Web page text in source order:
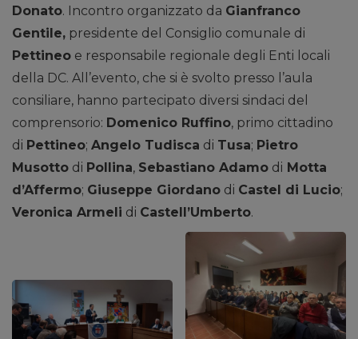
Donato. Incontro organizzato da Gianfranco
Gentile, presidente del Consiglio comunale di
Pettineo e responsabile regionale degli Enti locali
della DC. All’evento, che si è svolto presso l’aula
consiliare, hanno partecipato diversi sindaci del
comprensorio: Domenico Ruffino, primo cittadino
di Pettineo; Angelo Tudisca di Tusa; Pietro
Musotto di Pollina, Sebastiano Adamo di Motta
d’Affermo; Giuseppe Giordano di Castel di Lucio;
Veronica Armeli di Castell’Umberto.